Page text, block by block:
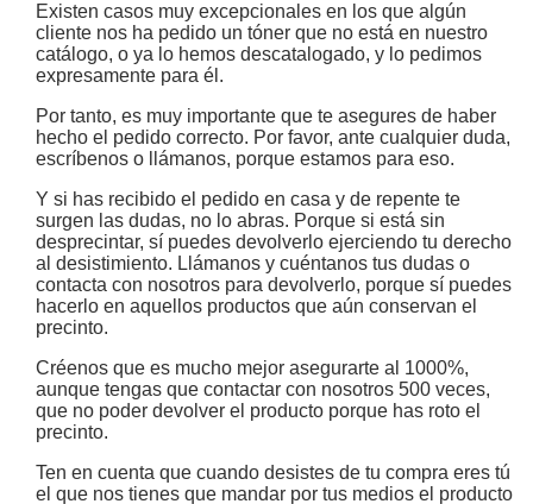
Existen casos muy excepcionales en los que algún
cliente nos ha pedido un tóner que no está en nuestro
catálogo, o ya lo hemos descatalogado, y lo pedimos
expresamente para él.
Por tanto, es muy importante que te asegures de haber
hecho el pedido correcto. Por favor, ante cualquier duda,
escríbenos o llámanos, porque estamos para eso.
Y si has recibido el pedido en casa y de repente te
surgen las dudas, no lo abras. Porque si está sin
desprecintar, sí puedes devolverlo ejerciendo tu derecho
al desistimiento. Llámanos y cuéntanos tus dudas o
contacta con nosotros para devolverlo, porque sí puedes
hacerlo en aquellos productos que aún conservan el
precinto.
Créenos que es mucho mejor asegurarte al 1000%,
aunque tengas que contactar con nosotros 500 veces,
que no poder devolver el producto porque has roto el
precinto.
Ten en cuenta que cuando desistes de tu compra eres tú
el que nos tienes que mandar por tus medios el producto